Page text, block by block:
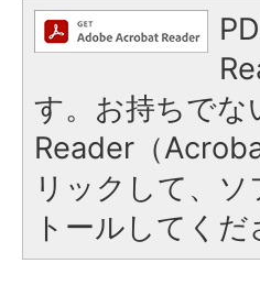
す。お持ちでな
Reader（
リックして、
トールしてくだ